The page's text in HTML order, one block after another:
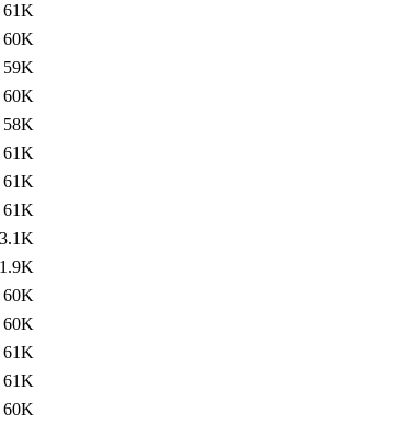
61K
60K
59K
60K
58K
61K
61K
61K
3.1K
1.9K
60K
60K
61K
61K
60K